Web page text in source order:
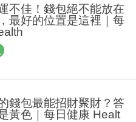
不佳！錢包絕不能放在
最好的位置是這裡｜每
錢包最能招財聚財？答
黃色｜每日健康 Healt